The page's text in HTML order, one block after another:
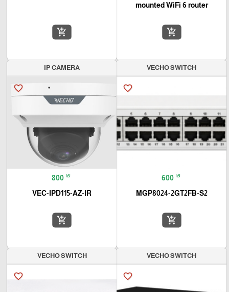
mounted WiFi 6 router
add_shopping_cart
add_shopping_cart
VECHO SWITCH
favorite_border
600 ₪
MGP8024-2GT2FB-S2
add_shopping_cart
IP CAMERA
favorite_border
800 ₪
VEC-IPD115-AZ-IR
add_shopping_cart
VECHO SWITCH
favorite_border
VECHO SWITCH
favorite_border